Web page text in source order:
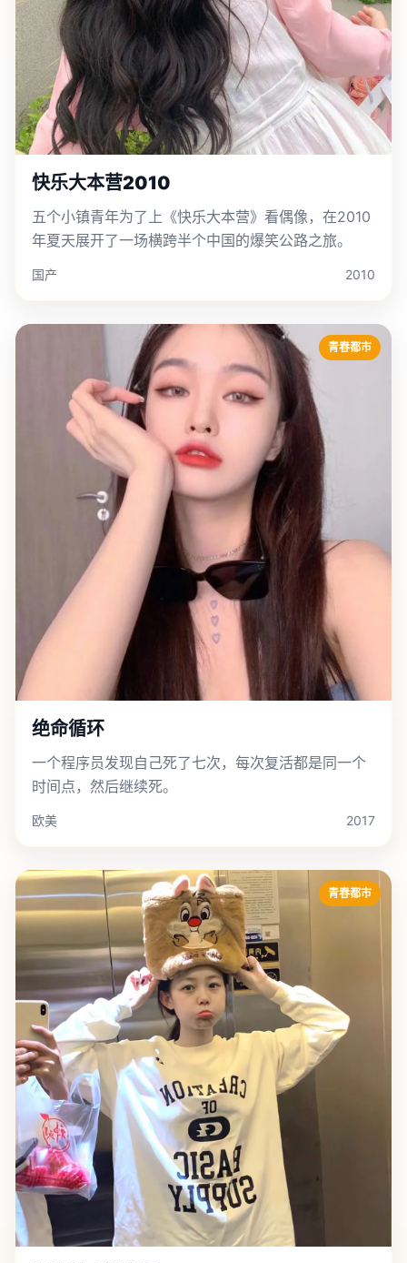
快乐大本营2010
五个小镇青年为了上《快乐大本营》看偶像，在2010
年夏天展开了一场横跨半个中国的爆笑公路之旅。
国产 2010
青春都市
绝命循环
一个程序员发现自己死了七次，每次复活都是同一个
时间点，然后继续死。
欧美 2017
青春都市